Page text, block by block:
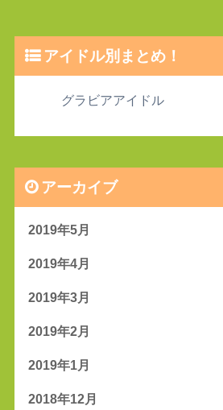
アイドル別まとめ！
アーカイブ
2019年5月
2019年4月
2019年3月
2019年2月
2019年1月
2018年12月